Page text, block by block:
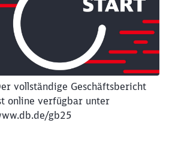
vollständige Geschäftsbericht
online verfügbar unter
gb25